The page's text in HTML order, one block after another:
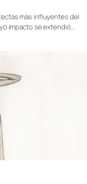
más influyentes del
impacto se extendió…